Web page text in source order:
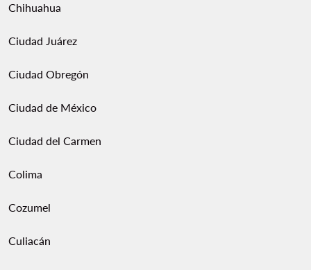
Chihuahua
Ciudad Juárez
Ciudad Obregón
Ciudad de México
Ciudad del Carmen
Colima
Cozumel
Culiacán